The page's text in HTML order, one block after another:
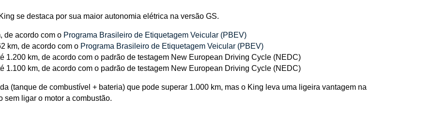
se destaca por sua maior autonomia elétrica na versão GS.
de acordo com o Programa Brasileiro de Etiquetagem Veicular (PBEV)
km, de acordo com o Programa Brasileiro de Etiquetagem Veicular (PBEV)
1.200 km, de acordo com o padrão de testagem New European Driving Cycle (NEDC)
1.100 km, de acordo com o padrão de testagem New European Driving Cycle (NEDC)
(tanque de combustível + bateria) que pode superar 1.000 km, mas o King leva uma ligeira vantagem na
sem ligar o motor a combustão.